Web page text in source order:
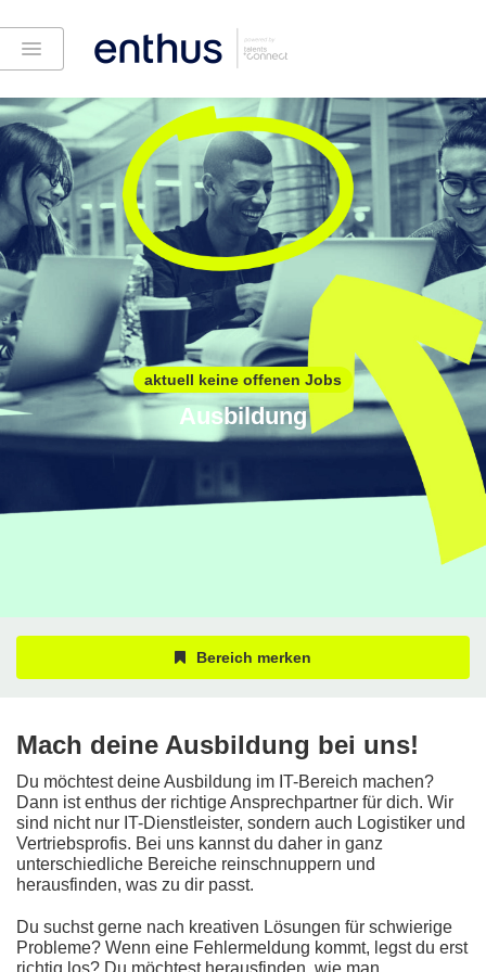
aktuell keine offenen Jobs
Ausbildung
Bereich merken
Mach deine Ausbildung bei uns!
Du möchtest deine Ausbildung im IT-Bereich machen?
Dann ist enthus der richtige Ansprechpartner für dich. Wir
sind nicht nur IT-Dienstleister, sondern auch Logistiker und
Vertriebsprofis. Bei uns kannst du daher in ganz
unterschiedliche Bereiche reinschnuppern und
herausfinden, was zu dir passt.
Du suchst gerne nach kreativen Lösungen für schwierige
Probleme? Wenn eine Fehlermeldung kommt, legst du erst